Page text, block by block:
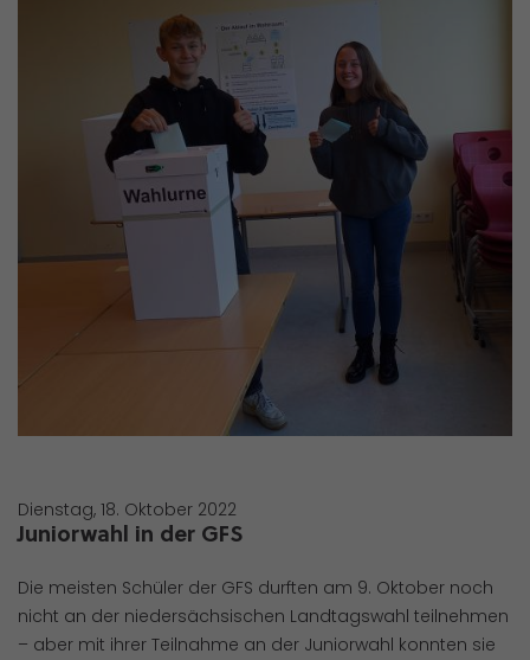
Dienstag, 18. Oktober 2022
Juniorwahl in der GFS
Die meisten Schüler der GFS durften am 9. Oktober noch
nicht an der niedersächsischen Landtagswahl teilnehmen
– aber mit ihrer Teilnahme an der Juniorwahl konnten sie